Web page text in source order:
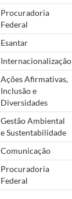
Procuradoria
Federal
Esantar
Internacionalização
Ações Afirmativas,
Inclusão e
Diversidades
Gestão Ambiental
e Sustentabilidade
Comunicação
Procuradoria
Federal